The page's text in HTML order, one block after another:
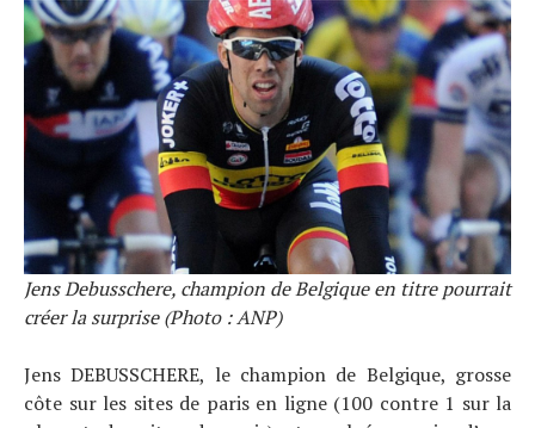
Jens Debusschere, champion de Belgique en titre pourrait
créer la surprise (Photo : ANP)
Jens DEBUSSCHERE, le champion de Belgique, grosse
côte sur les sites de paris en ligne (100 contre 1 sur la